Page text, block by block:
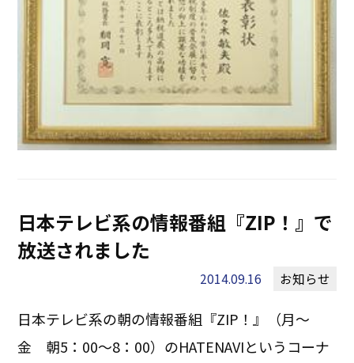
日本テレビ系の情報番組『ZIP！』で
放送されました
2014.09.16 お知らせ
日本テレビ系の朝の情報番組『ZIP！』（月～
金 朝5：00～8：00）のHATENAVIというコーナ